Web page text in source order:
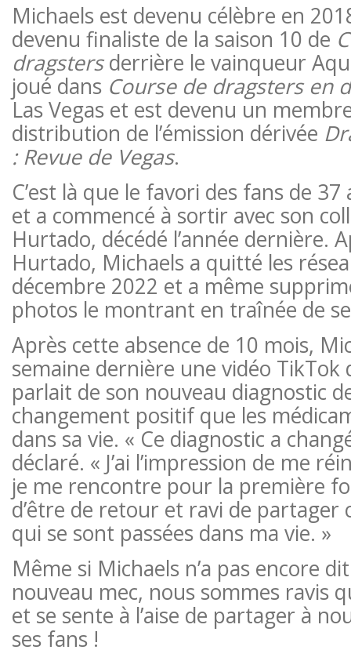
Michaels est devenu célèbre en
devenu finaliste de la saison 10 de
dragstersderrière le vainqueur
joué dans Course de dragsters en
Las Vegas et est devenu un
distribution de l’émission dérivée
: Revue de Vegas.
C’est là que le favori des fans de 37
et a commencé à sortir avec son
Hurtado, décédé l’année dernière.
Hurtado, Michaels a quitté les
décembre 2022 et a même
photos le montrant en traînée de
Après cette absence de 10 mois,
semaine dernière une vidéo TikTok
parlait de son nouveau diagnostic
changement positif que les
dans sa vie. « Ce diagnostic a
déclaré. « J’ai l’impression de me
je me rencontre pour la première
d’être de retour et ravi de partager
qui se sont passées dans ma vie. »
Même si Michaels n’a pas encore
nouveau mec, nous sommes ravis
et se sente à l’aise de partager à
ses fans !